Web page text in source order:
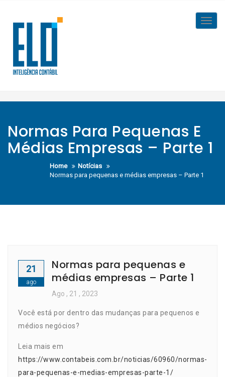
content
Normas Para Pequenas E
Médias Empresas – Parte 1
Home
Notícias
Normas para pequenas e médias empresas – Parte 1
21
ago
Normas para pequenas e
médias empresas – Parte 1
Ago , 21 , 2023
Você está por dentro das mudanças para pequenos e
médios negócios?
Leia mais em
https://www.contabeis.com.br/noticias/60960/normas-
para-pequenas-e-medias-empresas-parte-1/